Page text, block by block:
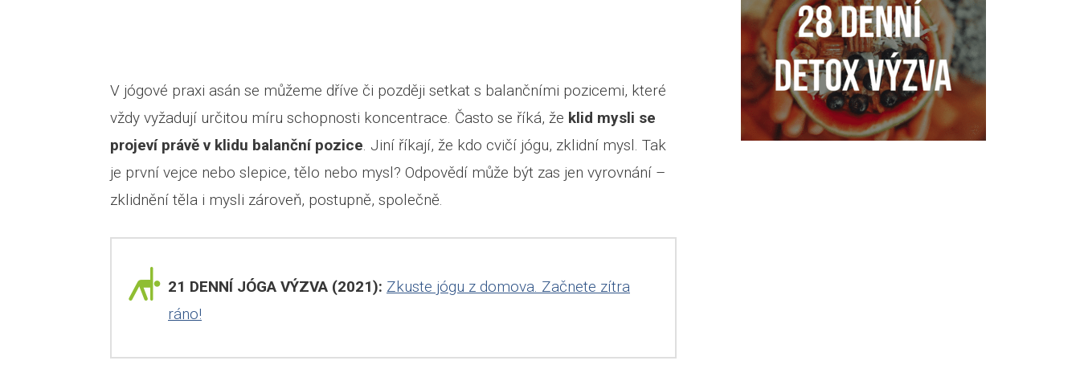
V jógové praxi asán se můžeme dříve či později setkat s balančními pozicemi, které
vždy vyžadují určitou míru schopnosti koncentrace. Často se říká, že klid mysli se
projeví právě v klidu balanční pozice. Jiní říkají, že kdo cvičí jógu, zklidní mysl. Tak
je první vejce nebo slepice, tělo nebo mysl? Odpovědí může být zas jen vyrovnání –
zklidnění těla i mysli zároveň, postupně, společně.
21 DENNÍ JÓGA VÝZVA (2021): Zkuste jógu z domova. Začnete zítra
ráno!